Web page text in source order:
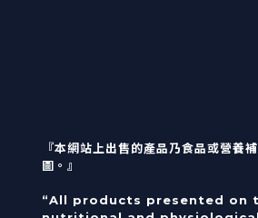
『本網站上出售的產品乃食品或營
圖。』
“All products presented